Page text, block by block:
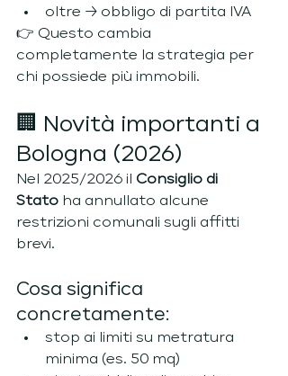
oltre → obbligo di partita IVA
👉 Questo cambia
completamente la strategia per
chi possiede più immobili.
🏢 Novità importanti a
Bologna (2026)
Nel 2025/2026 il Consiglio di
Stato ha annullato alcune
restrizioni comunali sugli affitti
brevi.
Cosa significa
concretamente:
stop ai limiti su metratura
minima (es. 50 mq)